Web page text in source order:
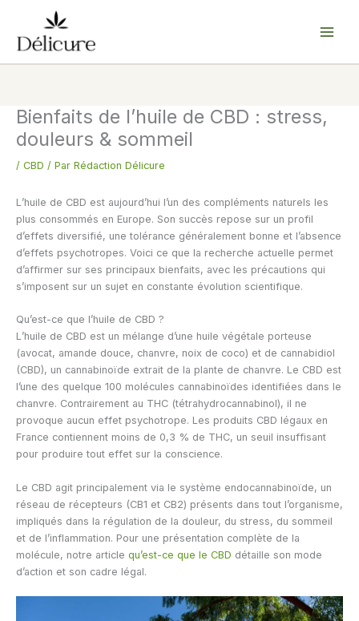
contenu
Bienfaits de l’huile de CBD : stress,
douleurs & sommeil
/ CBD / Par Rédaction Délicure
L’huile de CBD est aujourd’hui l’un des compléments naturels les
plus consommés en Europe. Son succès repose sur un profil
d’effets diversifié, une tolérance généralement bonne et l’absence
d’effets psychotropes. Voici ce que la recherche actuelle permet
d’affirmer sur ses principaux bienfaits, avec les précautions qui
s’imposent sur un sujet en constante évolution scientifique.
Qu’est-ce que l’huile de CBD ?
L’huile de CBD est un mélange d’une huile végétale porteuse
(avocat, amande douce, chanvre, noix de coco) et de cannabidiol
(CBD), un cannabinoïde extrait de la plante de chanvre. Le CBD est
l’une des quelque 100 molécules cannabinoïdes identifiées dans le
chanvre. Contrairement au THC (tétrahydrocannabinol), il ne
provoque aucun effet psychotrope. Les produits CBD légaux en
France contiennent moins de 0,3 % de THC, un seuil insuffisant
pour produire tout effet sur la conscience.
Le CBD agit principalement via le système endocannabinoïde, un
réseau de récepteurs (CB1 et CB2) présents dans tout l’organisme,
impliqués dans la régulation de la douleur, du stress, du sommeil
et de l’inflammation. Pour une présentation complète de la
molécule, notre article qu’est-ce que le CBD détaille son mode
d’action et son cadre légal.